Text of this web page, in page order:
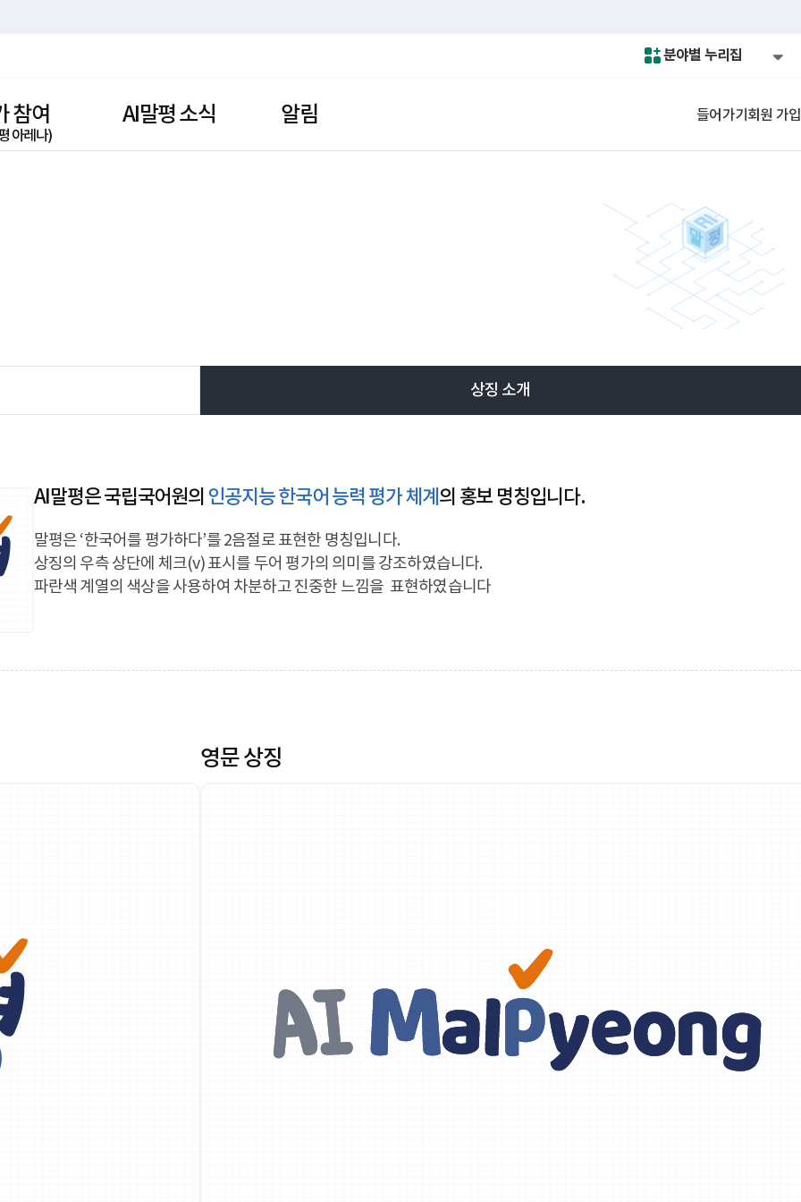
분야별 누리집
모두의 말뭉치
온용어
참여
아레나)
AI말평 소식 알림 들어가기 회원 가입
상징 소개
AI말평은 국립국어원의 인공지능 한국어 능력 평가 체계 의 홍보 명칭입니다.
말평은 ‘한국어를 평가하다’를 2음절로 표현한 명칭입니다.
상징의 우측 상단에 체크(v) 표시를 두어 평가의 의미를 강조하였습니다.
파란색 계열의 색상을 사용하여 차분하고 진중한 느낌을 표현하였습니다
영문 상징